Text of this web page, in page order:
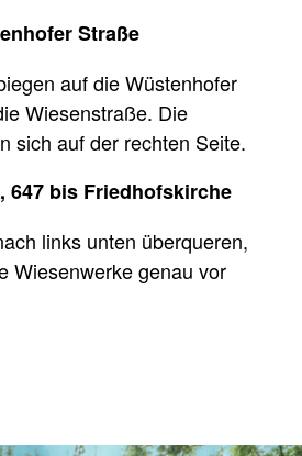
Straße
auf die Wüstenhofer
Wiesenstraße. Die
sich auf der rechten Seite.
647 bis Friedhofskirche
links unten überqueren,
Wiesenwerke genau vor